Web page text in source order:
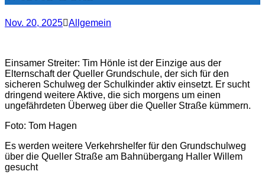
Nov. 20, 2025 Allgemein
Einsamer Streiter: Tim Hönle ist der Einzige aus der
Elternschaft der Queller Grundschule, der sich für den
sicheren Schulweg der Schulkinder aktiv einsetzt. Er sucht
dringend weitere Aktive, die sich morgens um einen
ungefährdeten Überweg über die Queller Straße kümmern.
Foto: Tom Hagen
Es werden weitere Verkehrshelfer für den Grundschulweg
über die Queller Straße am Bahnübergang Haller Willem
gesucht